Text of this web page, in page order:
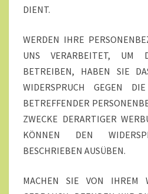
DIENT.
WERDEN IHRE
UNS VERARBEITET, UM
BETREIBEN, HABEN SIE
WIDERSPRUCH GEGEN
BETREFFENDER
ZWECKE DERARTIGER
KÖNNEN DEN
BESCHRIEBEN AUSÜBEN.
MACHEN SIE VON IHREM